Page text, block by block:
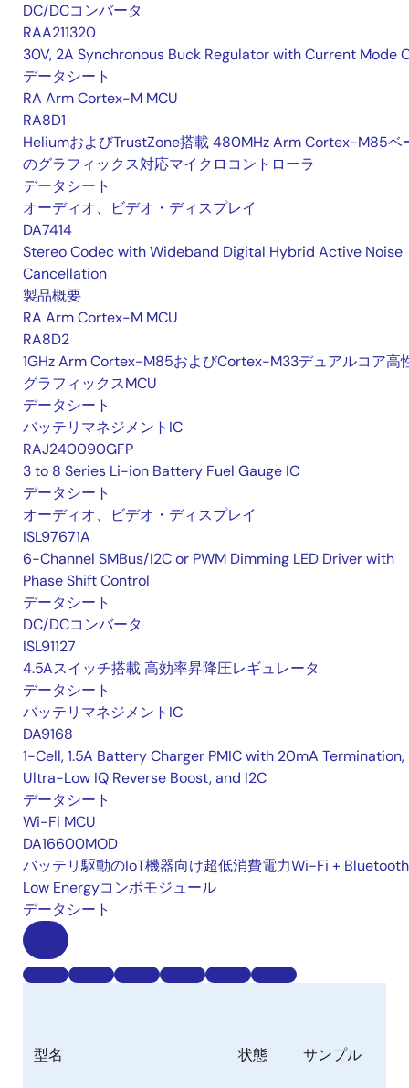
DC/DCコンバータ
RAA211320
30V, 2A Synchronous Buck Regulator with Current Mode
データシート
RA Arm Cortex-M MCU
RA8D1
HeliumおよびTrustZone搭載 480MHz Arm Cortex-M85ベ
のグラフィックス対応マイクロコントローラ
データシート
オーディオ、ビデオ・ディスプレイ
DA7414
Stereo Codec with Wideband Digital Hybrid Active Noise
Cancellation
製品概要
RA Arm Cortex-M MCU
RA8D2
1GHz Arm Cortex-M85およびCortex-M33デュアルコア高
グラフィックスMCU
データシート
バッテリマネジメントIC
RAJ240090GFP
3 to 8 Series Li-ion Battery Fuel Gauge IC
データシート
オーディオ、ビデオ・ディスプレイ
ISL97671A
6-Channel SMBus/I2C or PWM Dimming LED Driver with
Phase Shift Control
データシート
DC/DCコンバータ
ISL91127
4.5Aスイッチ搭載 高効率昇降圧レギュレータ
データシート
バッテリマネジメントIC
DA9168
1-Cell, 1.5A Battery Charger PMIC with 20mA Termination,
Ultra-Low IQ Reverse Boost, and I2C
データシート
Wi-Fi MCU
DA16600MOD
バッテリ駆動のIoT機器向け超低消費電力Wi-Fi + Bluetooth
Low Energyコンボモジュール
データシート
型名 状態 サンプル